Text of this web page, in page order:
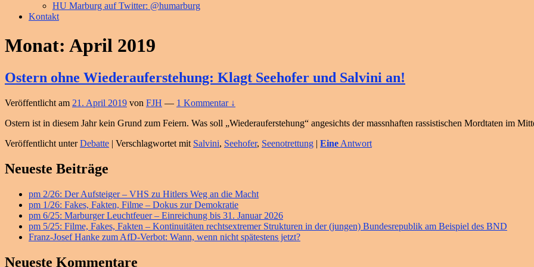
HU Marburg auf Twitter: @humarburg
Kontakt
Monat: April 2019
Ostern ohne Wiederauferstehung: Klagt Seehofer und Salvini an!
Veröffentlicht am 21. April 2019 von FJH — 1 Kommentar ↓
Ostern ist in diesem Jahr kein Grund zum Feiern. Was soll „Wiederauferstehung“ angesichts der massnhaften rassistischen Mordtaten im
Veröffentlicht unter Debatte | Verschlagwortet mit Salvini, Seehofer, Seenotrettung | Eine Antwort
Primärer
Widget-
Bereich
Neueste Beiträge
pm 2/26: Der Aufsteiger – VHS zu Hitlers Weg an die Macht
pm 1/26: Fakes, Fakten, Filme – Dokus zur Demokratie
pm 6/25: Marburger Leuchtfeuer – Einreichung bis 31. Januar 2026
pm 5/25: Filme, Fakes, Fakten – Kontinuitäten rechtsextremer Strukturen in der (jungen) Bundesrepublik am Beispiel des BND
Franz-Josef Hanke zum AfD-Verbot: Wann, wenn nicht spätestens jetzt?
Neueste Kommentare